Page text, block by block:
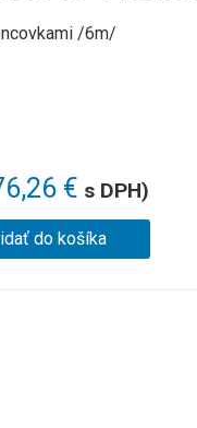
€ s DPH)
/6m/
do košíka